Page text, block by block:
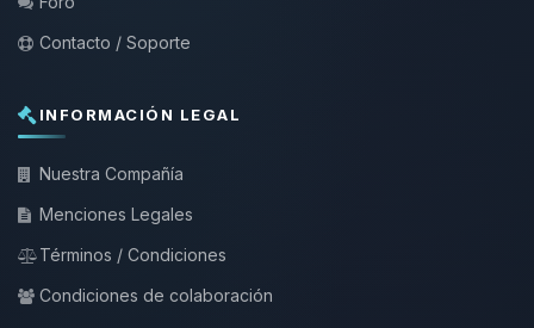
Contacto / Soporte
INFORMACIÓN LEGAL
Nuestra Compañía
Menciones Legales
Términos / Condiciones
Condiciones de colaboración